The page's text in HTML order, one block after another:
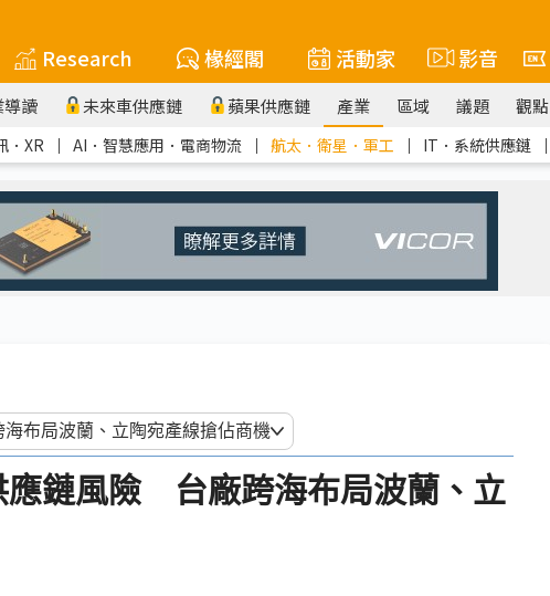
Research 椽經閣 活動家 影音
導讀 未來車供應鏈 蘋果供應鏈 產業 區域 議題 觀點
．XR ｜ AI．智慧應用．電商物流 ｜ 航太．衛星．軍工 ｜ IT．系統供應鏈 ｜
應鏈風險 台廠跨海布局波蘭、立